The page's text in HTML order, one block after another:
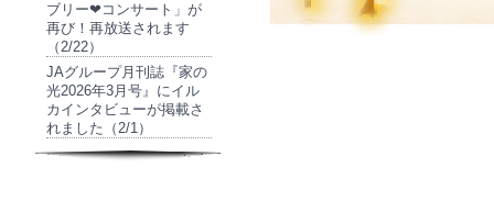
ブリー❤コンサート」が
再び！再放送されます
（2/22）
JAグループ月刊誌『家の
光2026年3月号』にイル
カインタビューが掲載さ
れました（2/1）